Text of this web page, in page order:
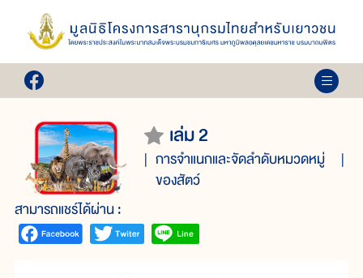
เล่ม 2
การจำแนกและจัดลำดับหมวดหมู่
ของสัตว์
สามารถแชร์ได้ผ่าน :